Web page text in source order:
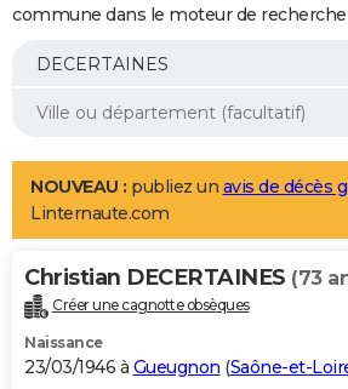
Essais
Réserver un essai
Citadines
Berlines
SUV
Forum auto
+
Mobiles
Meilleur smartphone
Internet
Ordinateurs
Jeux vidéo
Guide high-tech
Aménagement intérieur
LIFESTYLE
Art de vivre
Bien-être
Loisirs
Mode
Modes de vie
Alimentation
Guide de la santé
Maladies
Médicaments
Sommeil
VOYAGE
Destinations
City break
Voyage nature
Voyage de noces
Forum
Climat
+PHOTO
GUIDES D'ACHAT
commune dans le moteur de recherche
NOUVEAU : publiez un avis de décès
Linternaute.com
Christian DECERTAINES (73
Créer une cagnotte obsèques
Naissance
23/03/1946 à Gueugnon (Saône-et-